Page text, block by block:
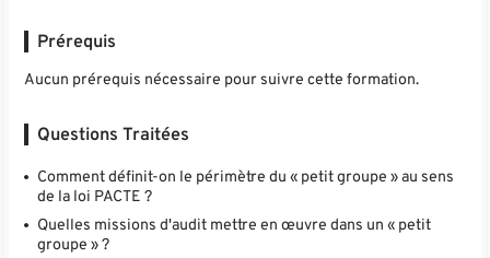
Prérequis
Aucun prérequis nécessaire pour suivre cette formation.
Questions Traitées
Comment définit-on le périmètre du « petit groupe » au sens
de la loi PACTE ?
Quelles missions d'audit mettre en œuvre dans un « petit
groupe » ?